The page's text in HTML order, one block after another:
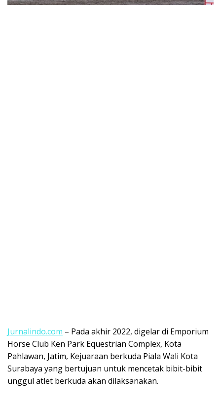
Jurnalindo.com – Pada akhir 2022, digelar di Emporium
Horse Club Ken Park Equestrian Complex, Kota
Pahlawan, Jatim, Kejuaraan berkuda Piala Wali Kota
Surabaya yang bertujuan untuk mencetak bibit-bibit
unggul atlet berkuda akan dilaksanakan.